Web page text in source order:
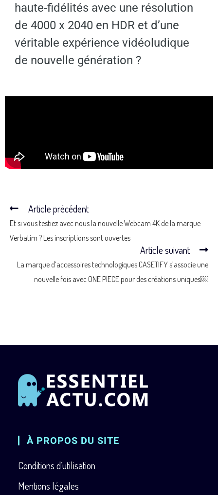
haute-fidélités avec une résolution
de 4000 x 2040 en HDR et d’une
véritable expérience vidéoludique
de nouvelle génération ?
Article précédent
Et si vous testiez avec nous la nouvelle Webcam 4K de la marque
Verbatim ? Les inscriptions sont ouvertes
Article suivant
La marque d’accessoires technologiques CASETIFY s’associe une
nouvelle fois avec ONE PIECE pour des créations uniques￼
À PROPOS DU SITE
Conditions d’utilisation
Mentions légales